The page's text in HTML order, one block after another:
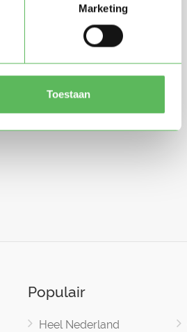
Marketing
Toestaan
Populair
Heel Nederland